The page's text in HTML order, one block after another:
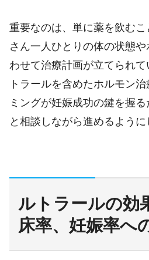
重要なのは、単に薬を飲む
さん一人ひとりの体の状態
わせて治療計画が立てられ
トラールを含めたホルモン
ミングが妊娠成功の鍵を握
と相談しながら進めるように
ルトラールの効
床率、妊娠率へ